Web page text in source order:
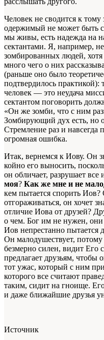
Человек не сводится к
одержимый не может быть
мы живы, есть надежда на
сектантами. Я, например,
зомбированных людей,
много чего о них
(раньше оно было
подтвердилось
человек — это неудача
сектантом поговорить
«Он же зомби, что с ним
Зомбирующий дух есть, но
Стремление раз и навсегда
огромная ошибка.
Итак, вернемся к Иову. Он
койно его выносить,
он обличает, разрушает все
моя? Как же мне и не
кем пытается спорить
отгораживаться, он хочет
отличие Иова от друзей?
о чем. Бог им не нужен, они
Иов непрестанно пытается
Он малодушествует,
безмерно силен, видит Его
предлагает друзьям, чтобы
тот ужас, который с ним
которого все считают
таким, сидит на гноище.
и даже ближайшие друзья
Источник